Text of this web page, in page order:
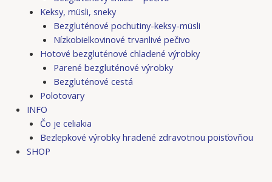
Keksy, müsli, sneky
Bezgluténové pochutiny-keksy-müsli
Nízkobielkovinové trvanlivé pečivo
Hotové bezgluténové chladené výrobky
Parené bezgluténové výrobky
Bezgluténové cestá
Polotovary
INFO
Čo je celiakia
Bezlepkové výrobky hradené zdravotnou poisťovňou
SHOP